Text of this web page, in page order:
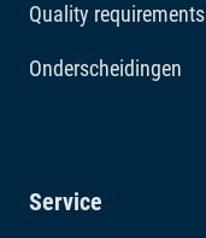
Quality requirements
Onderscheidingen
Service